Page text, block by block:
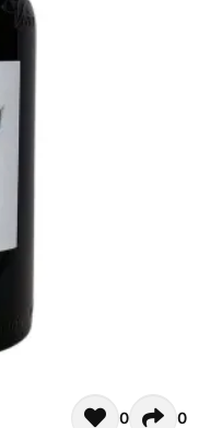
n'y a aucun 0 0